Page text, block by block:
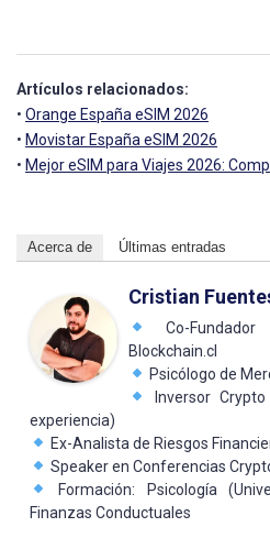
Artículos relacionados:
• Orange España eSIM 2026
• Movistar España eSIM 2026
• Mejor eSIM para Viajes 2026:
Acerca de Últimas entradas
Cristian
Co-
Blockchain.cl
Psicólogo de
Inversor
experiencia)
Ex-Analista de Riesgos
Speaker en Conferencias
Formación: Psicología
Finanzas Conductuales